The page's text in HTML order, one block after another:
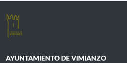
AYUNTAMIENTO DE VIMIANZO